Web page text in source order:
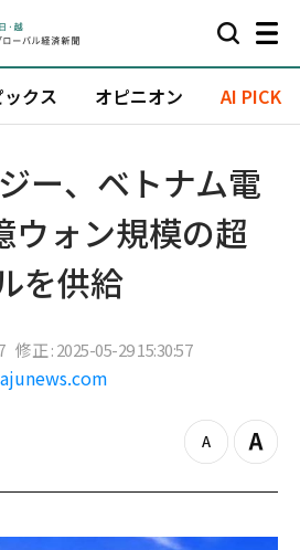
ックス オピニオン AI PICK
ー、ベトナム電
ウォン規模の超
を供給
修正 : 2025-05-29 15:30:57
z
o
o
Z
o
i